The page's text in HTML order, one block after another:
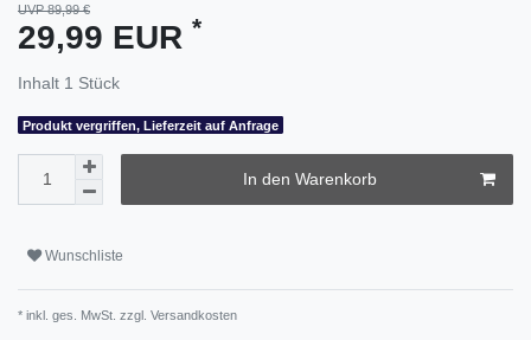
UVP 89,99 €
29,99 EUR *
Inhalt 1 Stück
Produkt vergriffen, Lieferzeit auf Anfrage
In den Warenkorb
Wunschliste
* inkl. ges. MwSt. zzgl. Versandkosten